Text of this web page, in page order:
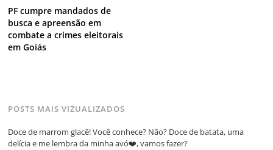
PF cumpre mandados de
busca e apreensão em
combate a crimes eleitorais
em Goiás
POSTS MAIS VIZUALIZADOS
Doce de marrom glacê! Você conhece? Não? Doce de batata, uma
delícia e me lembra da minha avó❤️, vamos fazer?